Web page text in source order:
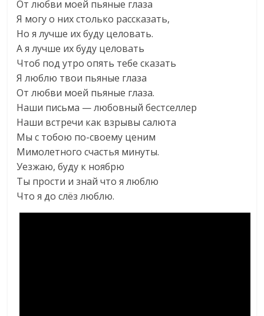
От любви моей пьяные глаза
Я могу о них столько рассказать,
Но я лучше их буду целовать.
А я лучше их буду целовать
Чтоб под утро опять тебе сказать
Я люблю твои пьяные глаза
От любви моей пьяные глаза.
Наши письма — любовный бестселлер
Наши встречи как взрывы салюта
Мы с тобою по-своему ценим
Мимолетного счастья минуты.
Уезжаю, буду к ноябрю
Ты прости и знай что я люблю
Что я до слёз люблю.